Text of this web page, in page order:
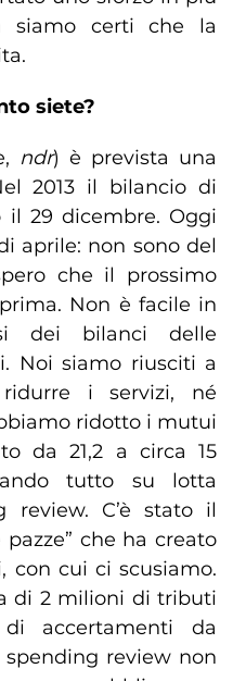
certi che la
siete?
ndr) è prevista una
2013 il bilancio di
il 29 dicembre. Oggi
aprile: non sono del
che il prossimo
Non è facile in
dei bilanci delle
Noi siamo riusciti a
i servizi, né
ridotto i mutui
da 21,2 a circa 15
tutto su lotta
review. C’è stato il
che ha creato
con cui ci scusiamo.
di 2 milioni di tributi
accertamenti da
review non